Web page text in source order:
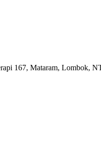
167, Mataram, Lombok,